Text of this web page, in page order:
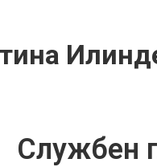
Службен